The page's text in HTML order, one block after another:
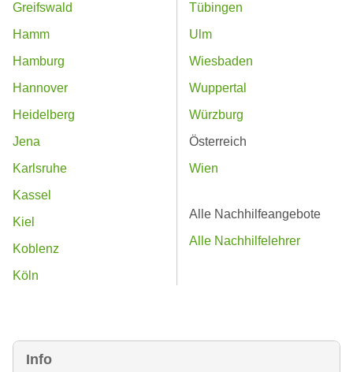
Info
Greifswald
Hamm
Hamburg
Hannover
Heidelberg
Jena
Karlsruhe
Kassel
Kiel
Koblenz
Köln
Tübingen
Ulm
Wiesbaden
Wuppertal
Würzburg
Österreich
Wien
Alle Nachhilfeangebote
Alle Nachhilfelehrer